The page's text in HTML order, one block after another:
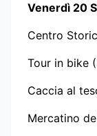
Venerdì 20
Centro
Tour in bike
Caccia al
Mercatino